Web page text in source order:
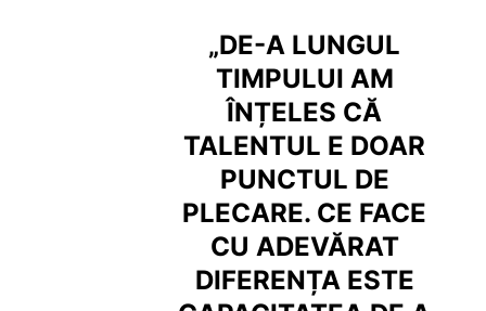
„DE-A LUNGUL
TIMPULUI AM
ÎNȚELES CĂ
TALENTUL E DOAR
PUNCTUL DE
PLECARE. CE FACE
CU ADEVĂRAT
DIFERENȚA ESTE